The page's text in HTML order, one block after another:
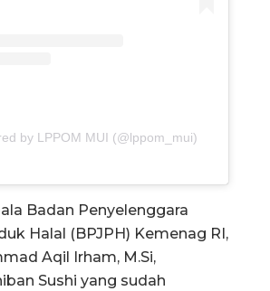
by LPPOM MUI (@lppom_mui)
Badan Penyelenggara
Halal (BPJPH) Kemenag RI,
Aqil Irham, M.Si,
Sushi yang sudah